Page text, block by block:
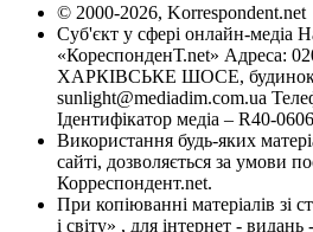
© 2000-2026, Korrespondent.net
Суб'єкт у сфері онлайн-медіа
«КореспонденТ.net» Адреса:
ХАРКІВСЬКЕ ШОСЕ, будинок
sunlight@mediadim.com.ua
Ідентифікатор медіа – R40-
Використання будь-яких
сайті, дозволяється за умови
Корреспондент.net.
При копіюванні матеріалів зі
і світу» , для інтернет -